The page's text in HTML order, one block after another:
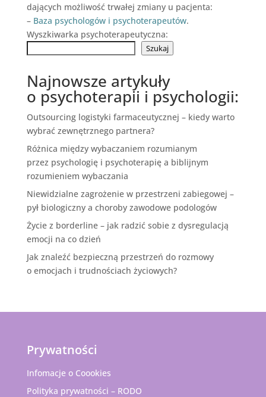
dających możliwość trwałej zmiany u pacjenta:
– Baza psychologów i psychoterapeutów.
Wyszkiwarka psychoterapeutyczna:
Szukaj
Najnowsze artykuły
o psychoterapii i psychologii:
Outsourcing logistyki farmaceutycznej – kiedy warto
wybrać zewnętrznego partnera?
Różnica między wybaczaniem rozumianym
przez psychologię i psychoterapię a biblijnym
rozumieniem wybaczania
Niewidzialne zagrożenie w przestrzeni zabiegowej –
pył biologiczny a choroby zawodowe podologów
Życie z borderline – jak radzić sobie z dysregulacją
emocji na co dzień
Jak znaleźć bezpieczną przestrzeń do rozmowy
o emocjach i trudnościach życiowych?
Prywatności
Infomacje o Coookies
Polityka prywatności – RODO